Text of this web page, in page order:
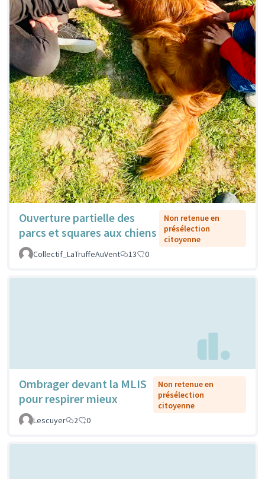
Ouverture partielle des
parcs et squares aux chiens
Non retenue en
présélection
citoyenne
Collectif_LaTruffeAuVent
13 0
Ombrager devant la MLIS
pour respirer mieux
Non retenue en
présélection
citoyenne
Lescuyer
2 0